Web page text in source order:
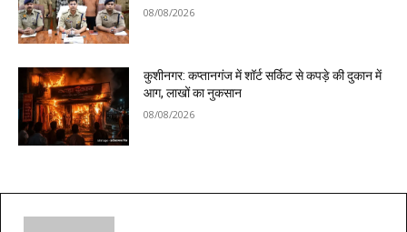
08/08/2026
कुशीनगर: कप्तानगंज में शॉर्ट सर्किट से कपड़े की दुकान में
आग, लाखों का नुकसान
08/08/2026